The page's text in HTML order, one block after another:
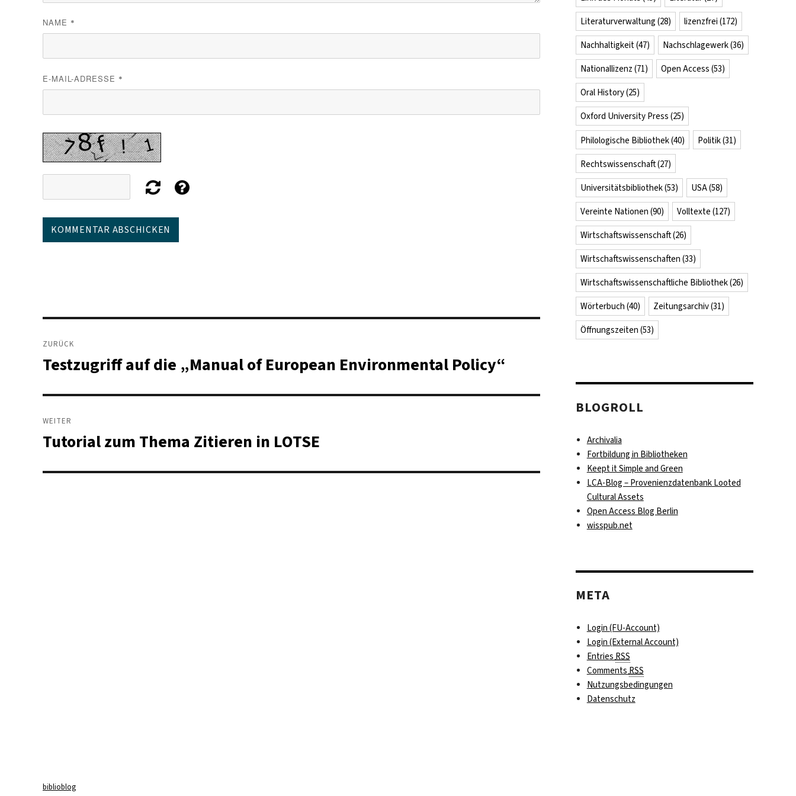
NAME *
E-MAIL-ADRESSE *
Beitragsnavigation
ZURÜCK
Vorheriger
Testzugriff auf die „Manual of European Environmental Policy“
WEITER
Nächster
Tutorial zum Thema Zitieren in LOTSE
Literaturverwaltung (28) lizenzfrei (172)
Nachhaltigkeit(47) Nachschlagewerk(36)
Nationallizenz (71) Open Access (53)
Oral History(25)
Oxford University Press (25)
Philologische Bibliothek(40) Politik(31)
Rechtswissenschaft(27)
Universitätsbibliothek(53) USA(58)
Vereinte Nationen (90) Volltexte (127)
Wirtschaftswissenschaft(26)
Wirtschaftswissenschaften (33)
Wirtschaftswissenschaftliche Bibliothek(26)
Wörterbuch (40) Zeitungsarchiv(31)
Öffnungszeiten (53)
BLOGROLL
Archivalia
Fortbildung in Bibliotheken
Keept it Simple and Green
LCA-Blog – Provenienzdatenbank Looted
Cultural Assets
Open Access Blog Berlin
wisspub.net
META
Login (FU-Account)
Login (External Account)
EntriesRSS
CommentsRSS
Nutzungsbedingungen
Datenschutz
biblioblog